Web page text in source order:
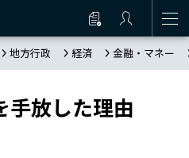
地方行政 経済 金融・マネー
手放した理由